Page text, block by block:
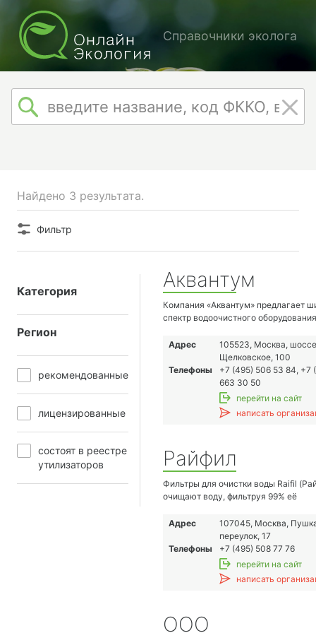
Справочники эколога
Найдено 3 результата.
Фильтр
Категория
Регион
рекомендованные
лицензированные
состоят в реестре
утилизаторов
Аквантум
Компания «Аквантум» предлагает
спектр водоочистного
инновационных технологий
• автоматические фильтры с
загрузкой (осадочные, угольные
фильтры для обезжелезивания и
марганца, умягчители,
• обратноосмотические /
нанофильтрационные системы для
удаления взвешенных примесей и
обеззараживания воды
• патронные фильтры для тонкой
механической и стерилизующей
• системы мембранной дегазации
• системы электродеионизации для
получения глубокообессоленной
• дозирующее оборудование для
обработки воды
• насосное оборудование
«Аквантум» предлагает заказчикам
Адрес
105523, Москва, шоссе
Щелковское, 100
Телефоны
+7 (495) 506 53 84, +7
663 30 50
перейти на сайт
написать
Райфил
Фильтры для очистки воды Raifil
очищают воду, фильтруя 99% её
Компания является официальным
дистрибьютером Raifil Company™.
Адрес
107045, Москва,
переулок, 17
Телефоны
+7 (495) 508 77 76
перейти на сайт
написать
ООО